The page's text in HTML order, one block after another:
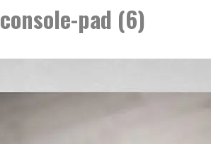
console-pad (6)